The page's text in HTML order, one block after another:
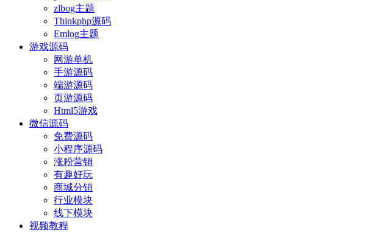
zlbog主题
Thinkphp源码
Emlog主题
游戏源码
网游单机
手游源码
端游源码
页游源码
Html5游戏
微信源码
免费源码
小程序源码
涨粉营销
有趣好玩
商城分销
行业模块
线下模块
视频教程